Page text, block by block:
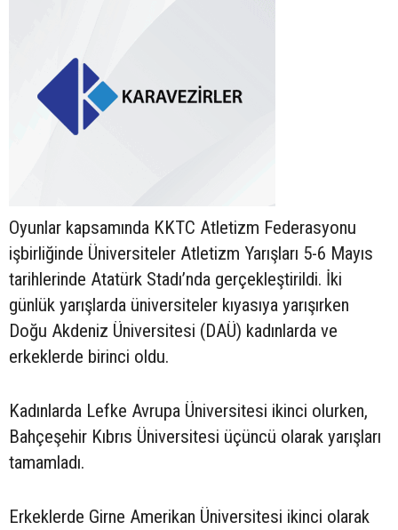
Oyunlar kapsamında KKTC Atletizm Federasyonu
işbirliğinde Üniversiteler Atletizm Yarışları 5-6 Mayıs
tarihlerinde Atatürk Stadı’nda gerçekleştirildi. İki
günlük yarışlarda üniversiteler kıyasıya yarışırken
Doğu Akdeniz Üniversitesi (DAÜ) kadınlarda ve
erkeklerde birinci oldu.
Kadınlarda Lefke Avrupa Üniversitesi ikinci olurken,
Bahçeşehir Kıbrıs Üniversitesi üçüncü olarak yarışları
tamamladı.
Erkeklerde Girne Amerikan Üniversitesi ikinci olarak